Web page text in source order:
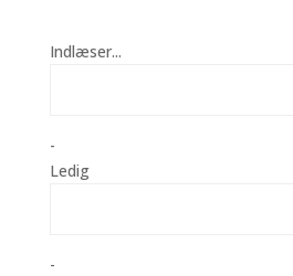
Indlæser...
-
Ledig
-